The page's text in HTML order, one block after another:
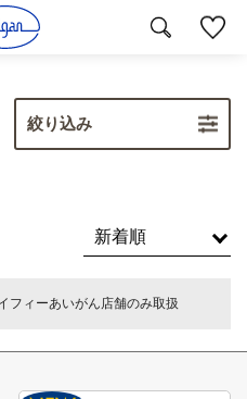
絞り込み
フィーあいがん店舗のみ取扱